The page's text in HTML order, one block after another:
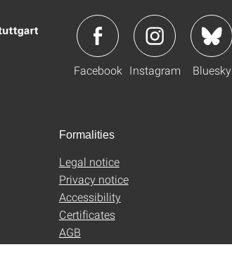
Facebook Instagram Bluesky
Formalities
Legal notice
Privacy notice
Accessibility
Certificates
AGB